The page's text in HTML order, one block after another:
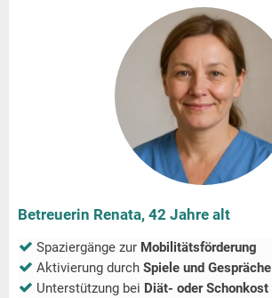
Betreuerin Renata, 42 Jahre alt
Spaziergänge zur Mobilitätsförderung
Aktivierung durch Spiele und Gespräche
Unterstützung bei Diät- oder Schonkost